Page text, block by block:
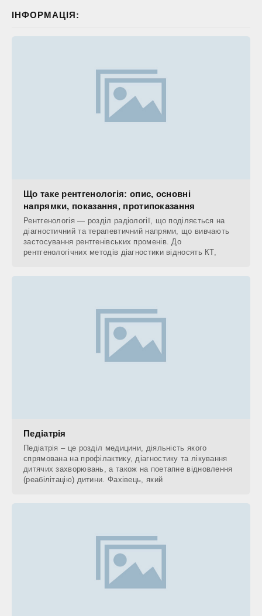
ІНФОРМАЦІЯ:
Що таке рентгенологія: опис, основні
напрямки, показання, протипоказання
Рентгенологія — розділ радіології, що поділяється на
діагностичний та терапевтичний напрями, що вивчають
застосування рентгенівських променів. До
рентгенологічних методів діагностики відносять КТ,
Педіатрія
Педіатрія – це розділ медицини, діяльність якого
спрямована на профілактику, діагностику та лікування
дитячих захворювань, а також на поетапне відновлення
(реабілітацію) дитини. Фахівець, який